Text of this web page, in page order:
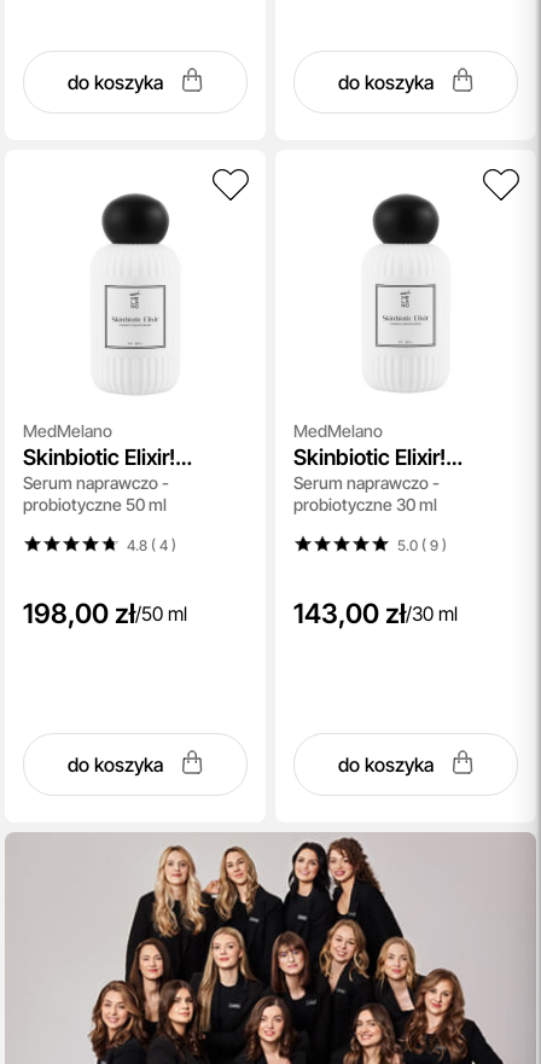
do koszyka do koszyka
MedMelano
Skinbiotic Elixir!
Probiotic Repair Serum
Serum naprawczo -
probiotyczne 50 ml
4.8 ( 4)
198,00 zł/50 ml
do koszyka
MedMelano
Skinbiotic Elixir!
Probiotic Repair Serum
Serum naprawczo -
probiotyczne 30 ml
5.0 ( 9)
143,00 zł/30 ml
do koszyka